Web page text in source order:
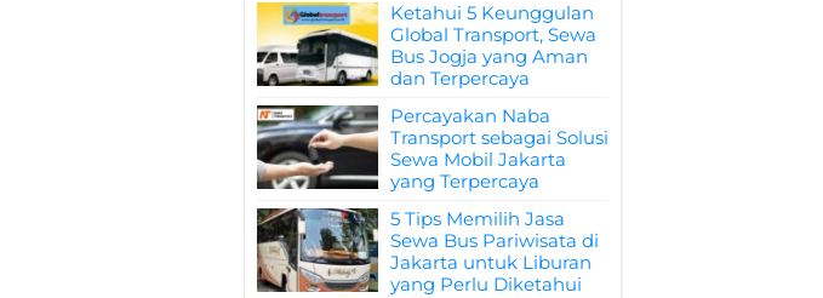
Ketahui 5 Keunggulan
Global Transport, Sewa
Bus Jogja yang Aman
dan Terpercaya
Percayakan Naba
Transport sebagai Solusi
Sewa Mobil Jakarta
yang Terpercaya
5 Tips Memilih Jasa
Sewa Bus Pariwisata di
Jakarta untuk Liburan
yang Perlu Diketahui